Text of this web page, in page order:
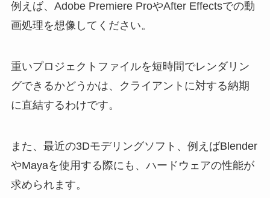
例えば、Adobe Premiere ProやAfter Effectsでの動
画処理を想像してください。
重いプロジェクトファイルを短時間でレンダリン
グできるかどうかは、クライアントに対する納期
に直結するわけです。
また、最近の3Dモデリングソフト、例えばBlender
やMayaを使用する際にも、ハードウェアの性能が
求められます。